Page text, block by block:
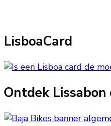
LisboaCard
Ontdek